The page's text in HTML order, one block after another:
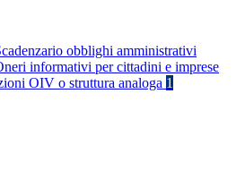
obblighi amministrativi
informativi per cittadini e imprese
OIV o struttura analoga 1